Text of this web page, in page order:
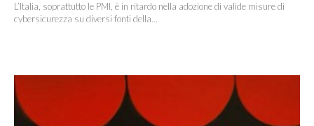
L’Italia, soprattutto le PMI, è in ritardo nella adozione di valide misure di
cybersicurezza su diversi fonti della...